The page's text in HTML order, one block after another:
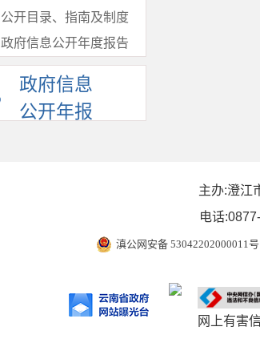
公开目录、指南及制度
政府信息公开年度报告
政府信息
公开年报
主办:澄江
电话
滇公网安备 53042202000011号
网上有害